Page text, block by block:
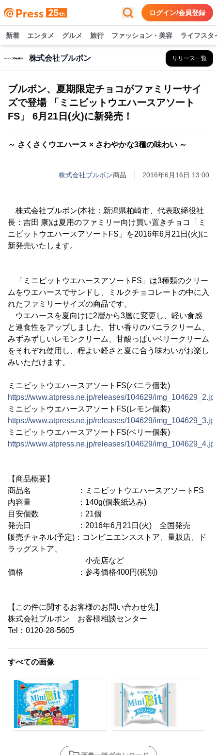
ログイン/会員登録
新着 エンタメ グルメ 旅行 ファッション・美容 ライフスタ
株式会社ブルボン リリース一覧
ブルボン、夏期限定チョコがファミリーサイ
ズで登場 「ミニビットウエハースアソート
FS」 6月21日(火)に新発売！
～ さくさくウエハース × さわやかな3種の味わい ～
株式会社ブルボン商品 2016年6月16日 13:00
株式会社ブルボン(本社：新潟県柏崎市、代表取締役社
長：吉田 康)は夏用のファミリー向け買い置きチョコ「ミ
ニビットウエハースアソートFS」を2016年6月21日(火)に
新発売いたします。
「ミニビットウエハースアソートFS」は3種類のクリー
ムをウエハースでサンドし、ミルクチョコレートの中に入
れたファミリーサイズの商品です。
ウエハースを夏向けに2層から3層に変更し、軽い食感
と連食性をアップしました。甘い香りのバニラクリーム、
みずみずしいレモンクリーム、甘酸っぱいベリークリーム
をそれぞれ使用し、程よい軽さと夏に合う味わいがお楽し
みいただけます。
ミニビットウエハースアソートFS(バニラ個装)
https://www.atpress.ne.jp/releases/104629/
ミニビットウエハースアソートFS(レモン個装)
https://www.atpress.ne.jp/releases/104629/
ミニビットウエハースアソートFS(ベリー個装)
https://www.atpress.ne.jp/releases/104629/
【商品概要】
商品名 ：ミニビットウエハースアソートFS
内容量 ：140g(個装紙込み)
目安個数 ：21個
発売日 ：2016年6月21日(火) 全国発売
販売チャネル(予定)：コンビニエンスストア、量販店、ド
ラッグストア、
小売店など
価格 ：参考価格400円(税別)
【この件に関するお客様のお問い合わせ先】
株式会社ブルボン お客様相談センター
Tel：0120-28-5605
すべての画像